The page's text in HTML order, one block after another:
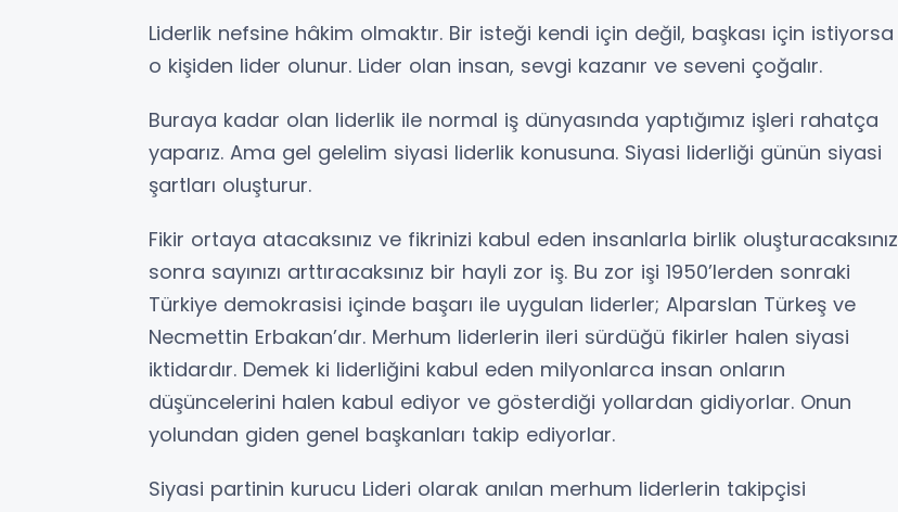
Liderlik nefsine hâkim olmaktır. Bir isteği kendi için değil, başkası için istiyorsa
o kişiden lider olunur. Lider olan insan, sevgi kazanır ve seveni çoğalır.
Buraya kadar olan liderlik ile normal iş dünyasında yaptığımız işleri rahatça
yaparız. Ama gel gelelim siyasi liderlik konusuna. Siyasi liderliği günün siyasi
şartları oluşturur.
Fikir ortaya atacaksınız ve fikrinizi kabul eden insanlarla birlik oluşturacaksınız
sonra sayınızı arttıracaksınız bir hayli zor iş. Bu zor işi 1950’lerden sonraki
Türkiye demokrasisi içinde başarı ile uygulan liderler; Alparslan Türkeş ve
Necmettin Erbakan’dır. Merhum liderlerin ileri sürdüğü fikirler halen siyasi
iktidardır. Demek ki liderliğini kabul eden milyonlarca insan onların
düşüncelerini halen kabul ediyor ve gösterdiği yollardan gidiyorlar. Onun
yolundan giden genel başkanları takip ediyorlar.
Siyasi partinin kurucu Lideri olarak anılan merhum liderlerin takipçisi